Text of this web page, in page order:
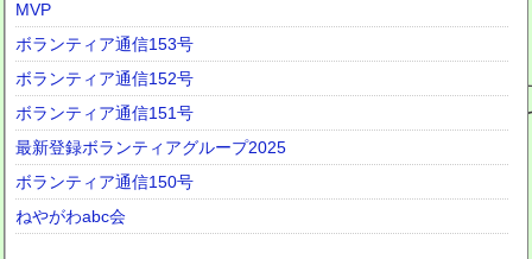
MVP
ボランティア通信153号
ボランティア通信152号
ボランティア通信151号
最新登録ボランティアグループ2025
ボランティア通信150号
ねやがわabc会